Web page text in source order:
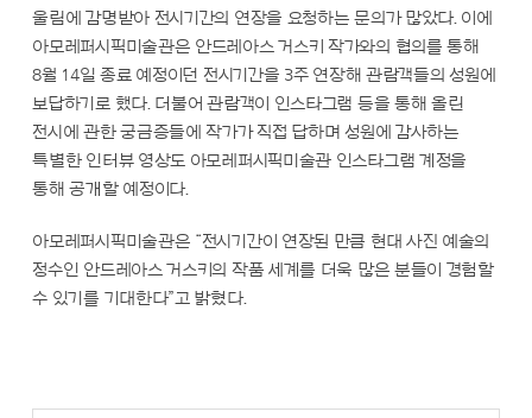
울림에 감명받아 전시기간의 연장을 요청하는 문의가 많았다. 이에
아모레퍼시픽미술관은 안드레아스 거스키 작가와의 협의를 통해
8월 14일 종료 예정이던 전시기간을 3주 연장해 관람객들의 성원에
보답하기로 했다. 더불어 관람객이 인스타그램 등을 통해 올린
전시에 관한 궁금증들에 작가가 직접 답하며 성원에 감사하는
특별한 인터뷰 영상도 아모레퍼시픽미술관 인스타그램 계정을
통해 공개할 예정이다.
아모레퍼시픽미술관은 “전시기간이 연장된 만큼 현대 사진 예술의
정수인 안드레아스 거스키의 작품 세계를 더욱 많은 분들이 경험할
수 있기를 기대한다”고 밝혔다.